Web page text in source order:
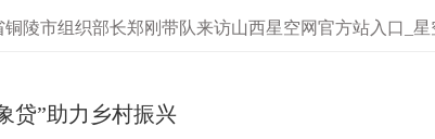
铜陵市组织部长郑刚带队来访山西星空网官方站入口_
贷”助力乡村振兴